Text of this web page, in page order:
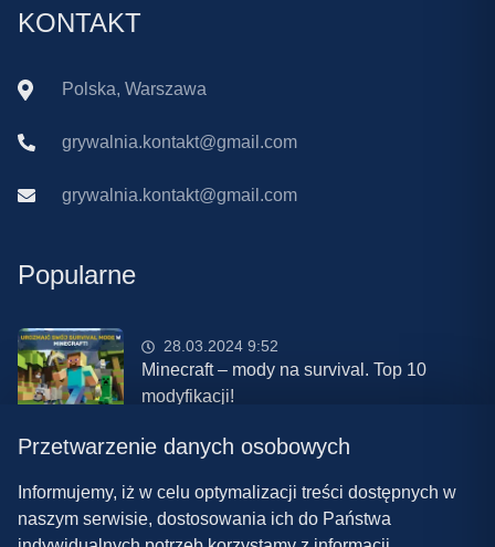
KONTAKT
Polska, Warszawa
grywalnia.kontakt@gmail.com
grywalnia.kontakt@gmail.com
Popularne
28.03.2024 9:52
Minecraft – mody na survival. Top 10
modyfikacji!
08.03.2024 13:28
Najlepsze mody do ETS 2 w 2024 roku –
nowa paczka!
Przetwarzenie danych osobowych
Informujemy, iż w celu optymalizacji treści dostępnych w
naszym serwisie, dostosowania ich do Państwa